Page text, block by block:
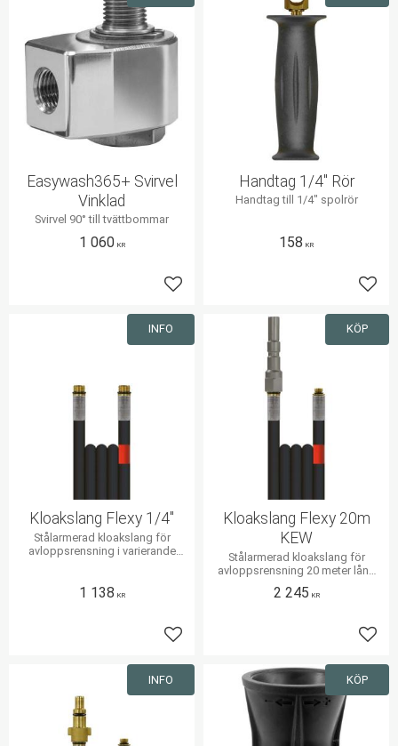
Easywash365+ Svirvel
Vinklad
Svirvel 90° till tvättbommar
1 060KR
Lägg till i favoriter
Handtag 1/4" Rör
Handtag till 1/4" spolrör
158 KR
Kloakslang Flexy 1/4"
Stålarmerad kloakslang för
avloppsrensning i varierande
1 138 KR
Lägg till i favoriter
INFO
Kloakslang Flexy 20m
KEW
Stålarmerad kloakslang för
avloppsrensning 20 meter lång
2 245 KR
KÖP
INFO KÖP